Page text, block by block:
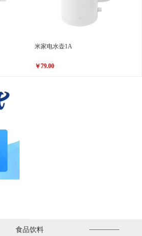
米家电水壶1A
￥79.00
食品饮料